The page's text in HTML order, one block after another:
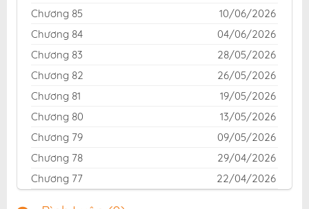
Chương 85
10/06/2026
Chương 84
04/06/2026
Chương 83
28/05/2026
Chương 82
26/05/2026
Chương 81
19/05/2026
Chương 80
13/05/2026
Chương 79
09/05/2026
Chương 78
29/04/2026
Chương 77
22/04/2026